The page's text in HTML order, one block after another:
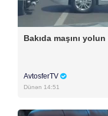
Bakıda maşını
AvtosferTV
Dünən 14:51